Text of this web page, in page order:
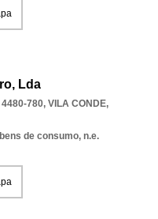
Lda
4480-780, VILA CONDE,
de consumo, n.e.